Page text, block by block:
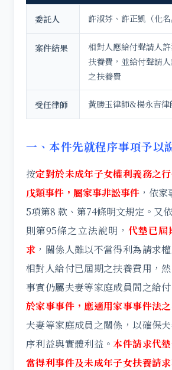
委託人 許淑芬、許正凱（化名
案件結果
相對人應給付聲請人
扶養費，並給付聲請
之扶養費
受任律師 黃勝玉律師&楊永吉律
一、本件先就程序事項予以
按定對於未成年子女權利義務之
戊類事件，屬家事非訟事件 ，依
5項第8 款、第74條明文規定。又
則第95條之立法說明， 代墊已屆
求 ，關係人雖以不當得利為請求
相對人給付已屆期之扶養費用，
事實仍屬夫妻等家庭成員間之給付
於家事事件，應適用家事事件法
夫妻等家庭成員之關係，以確保
序利益與實體利益。本件請求代
當得利事件及未成年子女扶養請